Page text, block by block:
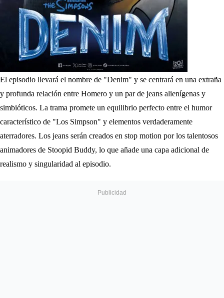
El episodio llevará el nombre de "Denim" y se centrará en una extraña
y profunda relación entre Homero y un par de jeans alienígenas y
simbióticos. La trama promete un equilibrio perfecto entre el humor
característico de "Los Simpson" y elementos verdaderamente
aterradores. Los jeans serán creados en stop motion por los talentosos
animadores de Stoopid Buddy, lo que añade una capa adicional de
realismo y singularidad al episodio.